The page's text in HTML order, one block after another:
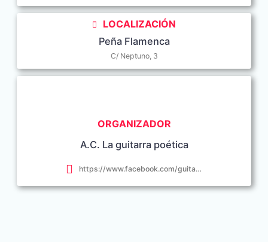
LOCALIZACIÓN
Peña Flamenca
C/ Neptuno, 3
ORGANIZADOR
A.C. La guitarra poética
https://www.facebook.com/guitarrapoetica.conil